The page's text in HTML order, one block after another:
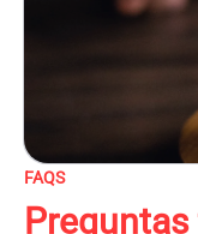
FAQS